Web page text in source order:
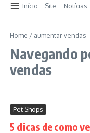
Início Site Notícias
Home / aumentar vendas
Navegando
vendas
Pet Shops
5 dicas de como